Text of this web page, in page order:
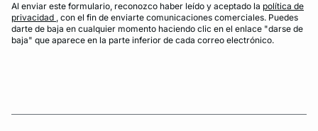
Al enviar este formulario, reconozco haber leído y aceptado la política de
privacidad , con el fin de enviarte comunicaciones comerciales. Puedes
darte de baja en cualquier momento haciendo clic en el enlace "darse de
baja" que aparece en la parte inferior de cada correo electrónico.